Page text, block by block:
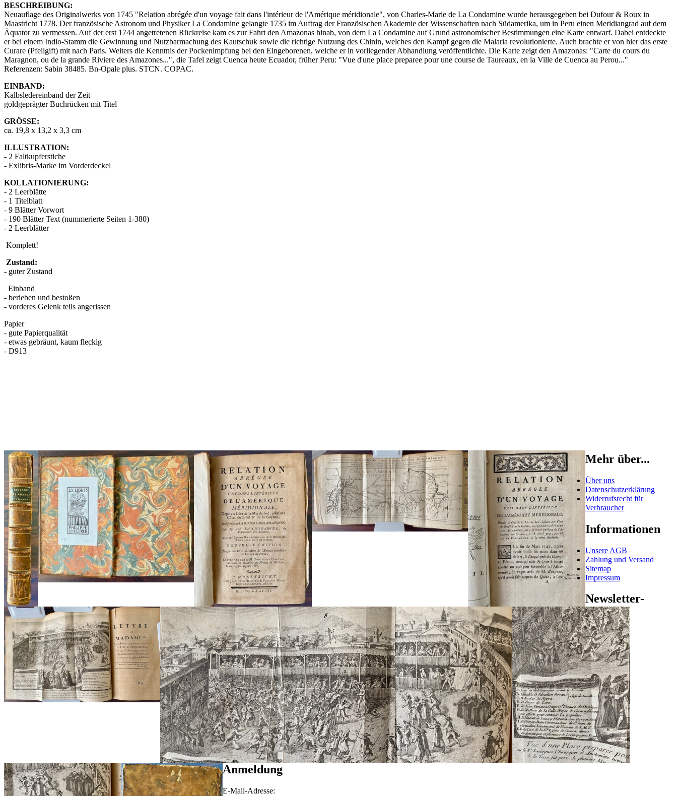
BESCHREIBUNG:
Neuauflage des Originalwerks von 1745 "Relation abrégée d'un voyage fait dans l'intérieur de l'Amérique méridionale", von Charles-Marie de La Condamine wurde herausgegeben bei Dufour & Roux in
Maastricht 1778. Der französische Astronom und Physiker La Condamine gelangte 1735 im Auftrag der Französischen Akademie der Wissenschaften nach Südamerika, um in Peru einen Meridiangrad auf dem
Äquator zu vermessen. Auf der erst 1744 angetretenen Rückreise kam es zur Fahrt den Amazonas hinab, von dem La Condamine auf Grund astronomischer Bestimmungen eine Karte entwarf. Dabei entdeckte
er bei einem Indio-Stamm die Gewinnung und Nutzbarmachung des Kautschuk sowie die richtige Nutzung des Chinin, welches den Kampf gegen die Malaria revolutionierte. Auch brachte er von hier das erste
Curare (Pfeilgift) mit nach Paris. Weiters die Kenntnis der Pockenimpfung bei den Eingeborenen, welche er in vorliegender Abhandlung veröffentlichte. Die Karte zeigt den Amazonas: "Carte du cours du
Maragnon, ou de la grande Riviere des Amazones...", die Tafel zeigt Cuenca heute Ecuador, früher Peru: "Vue d'une place preparee pour une course de Taureaux, en la Ville de Cuenca au Perou..."
Referenzen: Sabin 38485. Bn-Opale plus. STCN. COPAC.
EINBAND:
Kalbsledereinband der Zeit
goldgeprägter Buchrücken mit Titel
GRÖSSE:
ca. 19,8 x 13,2 x 3,3 cm
ILLUSTRATION:
- 2 Faltkupferstiche
- Exlibris-Marke im Vorderdeckel
KOLLATIONIERUNG:
- 2 Leerblätte
- 1 Titelblatt
- 9 Blätter Vorwort
- 190 Blätter Text (nummerierte Seiten 1-380)
- 2 Leerblätter
Komplett!
Zustand:
- guter Zustand
Einband
- berieben und bestoßen
- vorderes Gelenk teils angerissen
Papier
- gute Papierqualität
- etwas gebräunt, kaum fleckig
- D913
Mehr über...
Über uns
Datenschutzerklärung
Widerrufsrecht für
Verbraucher
Informationen
Unsere AGB
Zahlung und Versand
Sitemap
Impressum
Newsletter-
Anmeldung
E-Mail-Adresse: